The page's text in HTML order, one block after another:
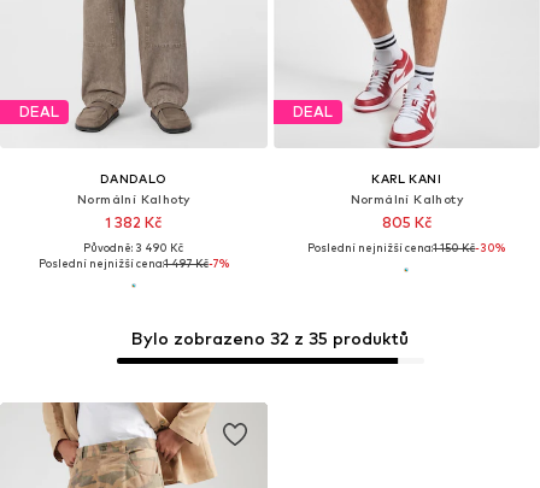
DEAL
DANDALO
Normální Kalhoty
1 382 Kč
Původně: 3 490 Kč
Poslední nejnižší cena:1 497 Kč-7%
DEAL
KARL KANI
Normální Kalhoty
805 Kč
Poslední nejnižší cena:1 150 Kč-30%
Bylo zobrazeno 32 z 35 produktů